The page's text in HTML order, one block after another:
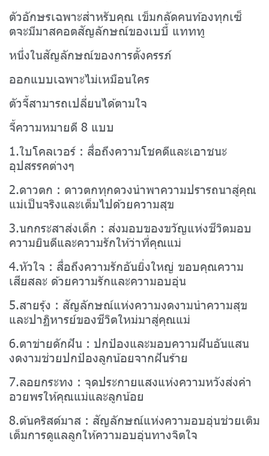
ตัวอักษรเฉพาะสำหรับคุณ เข็มกลัดคนท้องทุกเซ็
ตจะมีมาสคอตสัญลักษณ์ของเบบี้ แทททู
หนึ่งในสัญลักษณ์ของการตั้งครรภ์
ออกแบบเฉพาะไม่เหมือนใคร
ตัวจี้สามารถเปลี่ยนได้ตามใจ
จี้ความหมายดี 8 แบบ
1.ใบโคลเวอร์ : สื่อถึงความโชคดีและเอาชนะ
อุปสรรคต่างๆ
2.ดาวตก : ดาวตกทุกดวงนำพาความปรารถนาสู่คุณ
แม่เป็นจริงและเต็มไปด้วยความสุข
3.นกกระสาส่งเด็ก : ส่งมอบของขวัญแห่งชีวิตมอบ
ความยินดีและความรักให้ว่าที่คุณแม่
4.หัวใจ : สื่อถึงความรักอันยิ่งใหญ่ ขอบคุณความ
เสียสละ ด้วยความรักและความอบอุ่น
5.สายรุ้ง : สัญลักษณ์แห่งความงดงามนำความสุข
และปาฏิหารย์ของชีวิตใหม่มาสู่คุณแม่
6.ตาข่ายดักฝัน : ปกป้องและมอบความฝันอันแสน
งดงามช่วยปกป้องลูกน้อยจากฝันร้าย
7.ลอยกระทง : จุดประกายแสงแห่งความหวังส่งคำ
อวยพรให้คุณแม่และลูกน้อย
8.ต้นคริสต์มาส : สัญลักษณ์แห่งความอบอุ่นช่วยเติม
เต็มการดูแลลูกให้ความอบอุ่นทางจิตใจ